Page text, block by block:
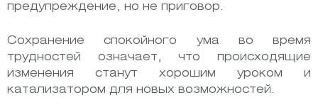
предупреждение, но не приговор.
Сохранение спокойного ума во время
трудностей означает, что происходящие
изменения станут хорошим уроком и
катализатором для новых возможностей.